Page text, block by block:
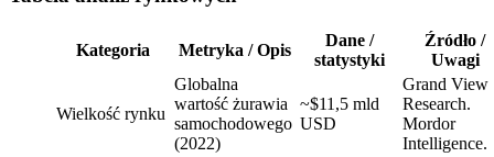
Kategoria Metryka / Opis
Dane /
statystyki
Źródło /
Uwagi
Wielkość rynku
Globalna
wartość żurawia
samochodowego
(2022)
~$11,5 mld
USD
Grand View
Research.
Mordor
Intelligence.